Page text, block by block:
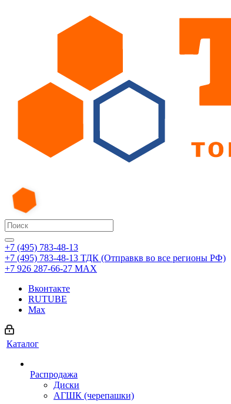
+7 (495) 783-48-13
+7 (495) 783-48-13 ТДК (Отправкв во все регионы РФ)
+7 926 287-66-27 МАХ
Вконтакте
RUTUBE
Max
Каталог
Распродажа
Диски
АГШК (черепашки)